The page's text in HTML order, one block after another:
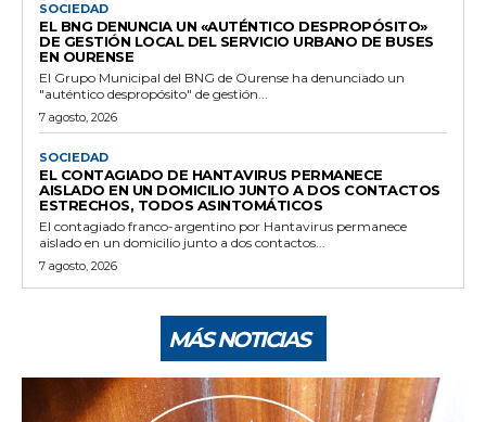
SOCIEDAD
EL BNG DENUNCIA UN «AUTÉNTICO DESPROPÓSITO»
DE GESTIÓN LOCAL DEL SERVICIO URBANO DE BUSES
EN OURENSE
El Grupo Municipal del BNG de Ourense ha denunciado un
"auténtico despropósito" de gestión...
7 agosto, 2026
SOCIEDAD
EL CONTAGIADO DE HANTAVIRUS PERMANECE
AISLADO EN UN DOMICILIO JUNTO A DOS CONTACTOS
ESTRECHOS, TODOS ASINTOMÁTICOS
El contagiado franco-argentino por Hantavirus permanece
aislado en un domicilio junto a dos contactos...
7 agosto, 2026
MÁS NOTICIAS